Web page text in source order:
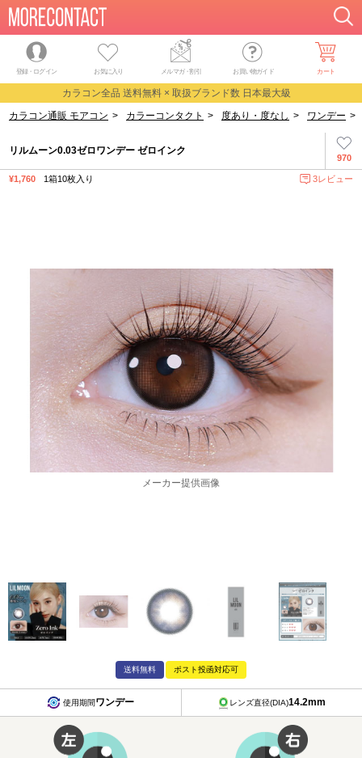
登録・ログイン お気に入り メルマガ・割引 お買い物ガイド カート
カラコン全品 送料無料 × 取扱ブランド数 日本最大級
カラコン通販 モアコン > カラーコンタクト > 度あり・度なし > ワンデー >
970
リルムーン0.03ゼロワンデー ゼロインク
¥1,760 1箱10枚入り 3レビュー
送料無料 ポスト投函対応可
使用期間ワンデー レンズ直径(DIA)14.2mm